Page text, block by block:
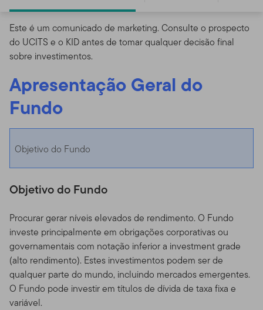
Este é um comunicado de marketing. Consulte o prospecto
do UCITS e o KID antes de tomar qualquer decisão final
sobre investimentos.
Apresentação Geral do
Fundo
Objetivo do Fundo
Objetivo do Fundo
Procurar gerar níveis elevados de rendimento. O Fundo
investe principalmente em obrigações corporativas ou
governamentais com notação inferior a investment grade
(alto rendimento). Estes investimentos podem ser de
qualquer parte do mundo, incluindo mercados emergentes.
O Fundo pode investir em títulos de dívida de taxa fixa e
variável.